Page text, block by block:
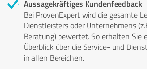
Aussagekräftiges Kundenfeedback
Bei ProvenExpert wird die gesamte
Dienstleisters oder Unternehmens
Beratung) bewertet. So erhalten Sie
Überblick über die Service- und
in allen Bereichen.